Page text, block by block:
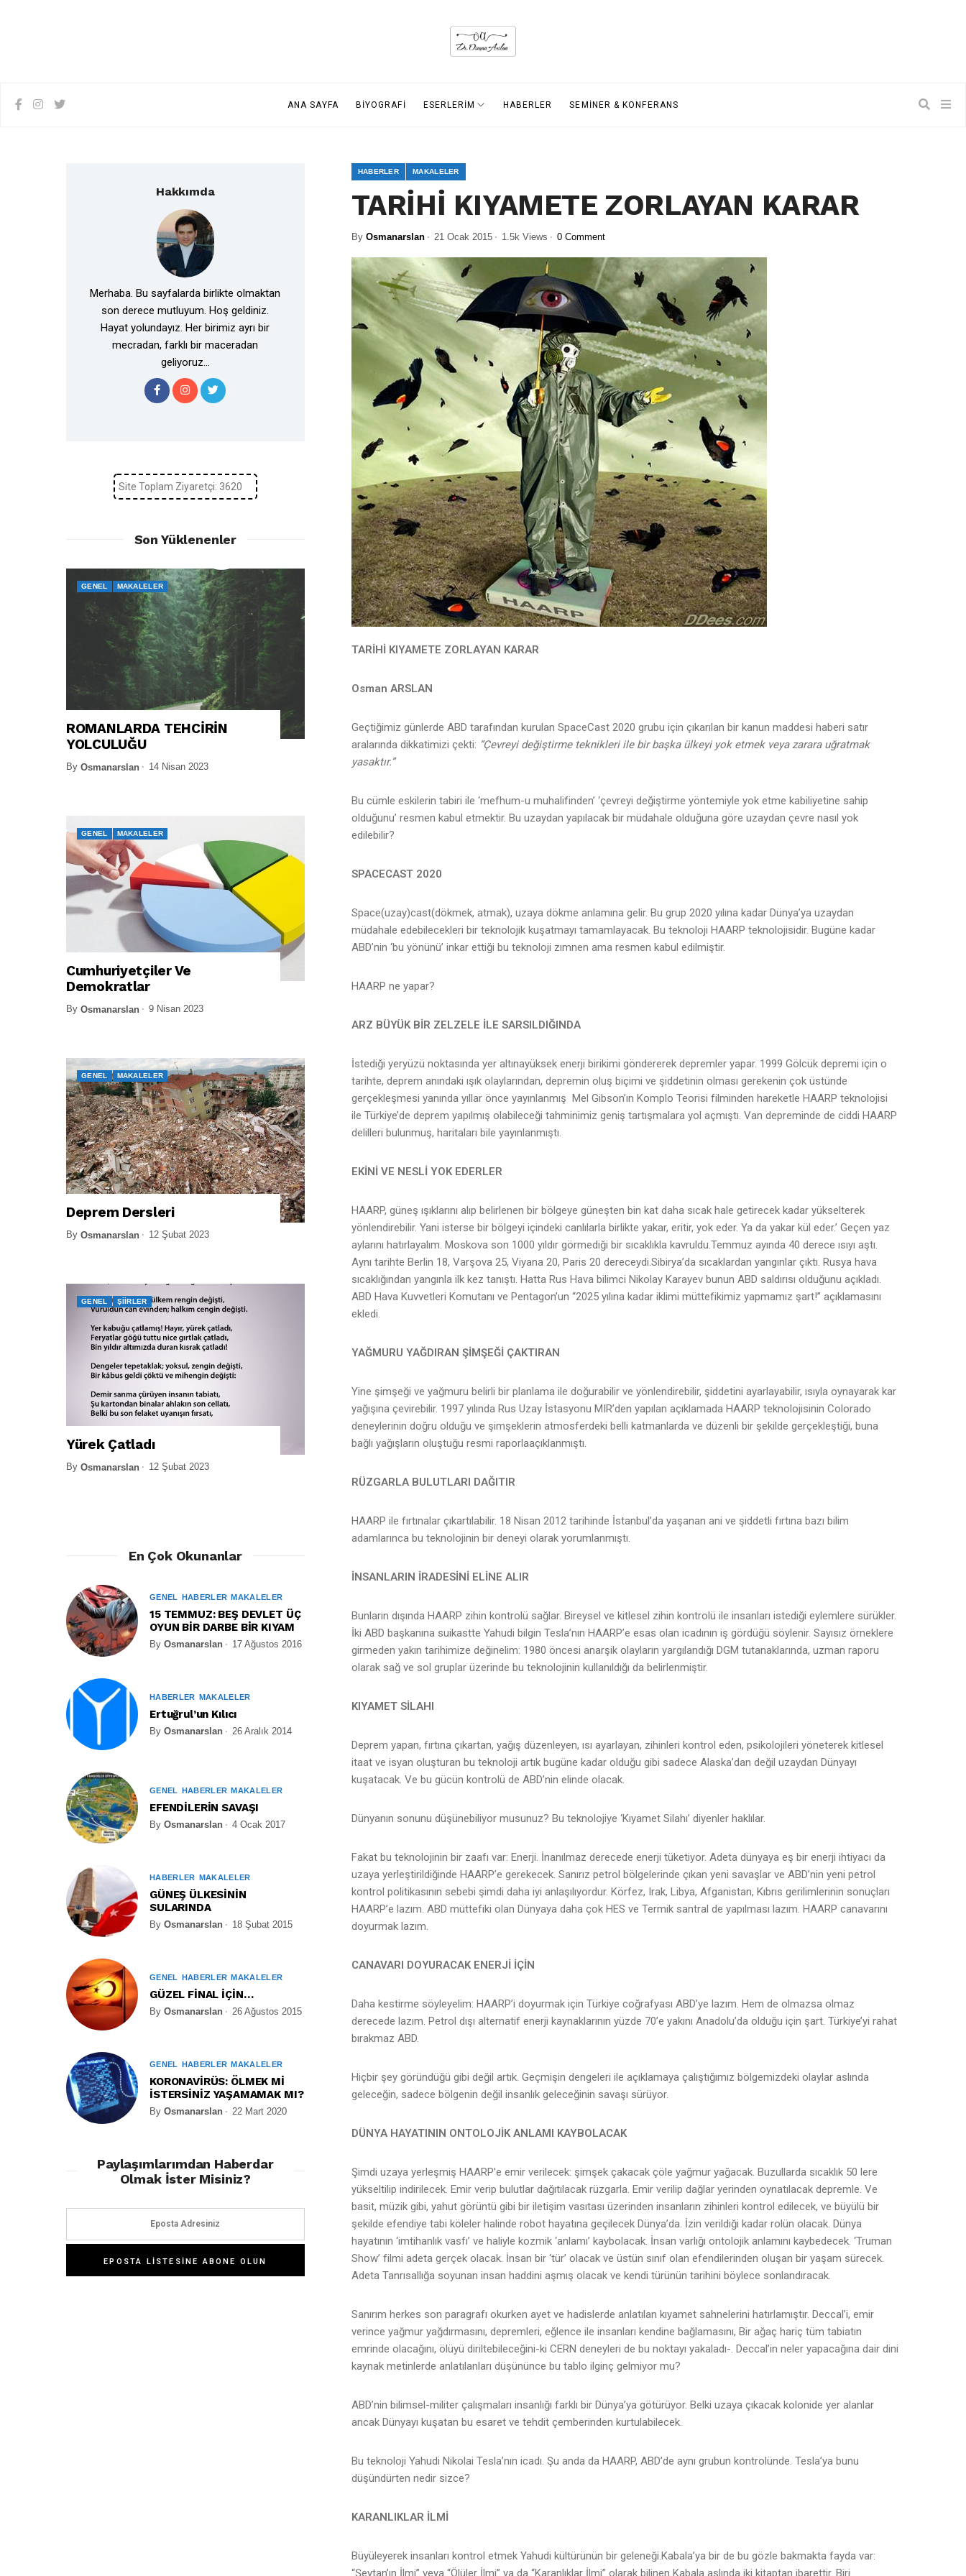
ANA SAYFA BİYOGRAFİ ESERLERİM HABERLER SEMİNER & KONFERANS
HABERLER MAKALELER
TARİHİ KIYAMETE ZORLAYAN KARAR
By Osmanarslan 21 Ocak 2015 1.5k Views 0 Comment
TARİHİ KIYAMETE ZORLAYAN KARAR
Osman ARSLAN
Geçtiğimiz günlerde ABD tarafından kurulan SpaceCast 2020 grubu için çıkarılan bir kanun maddesi haberi satır
aralarında dikkatimizi çekti: “Çevreyi değiştirme teknikleri ile bir başka ülkeyi yok etmek veya zarara uğratmak
yasaktır.”
Bu cümle eskilerin tabiri ile ‘mefhum-u muhalifinden’ ‘çevreyi değiştirme yöntemiyle yok etme kabiliyetine sahip
olduğunu’ resmen kabul etmektir. Bu uzaydan yapılacak bir müdahale olduğuna göre uzaydan çevre nasıl yok
edilebilir?
SPACECAST 2020
Space(uzay)cast(dökmek, atmak), uzaya dökme anlamına gelir. Bu grup 2020 yılına kadar Dünya’ya uzaydan
müdahale edebilecekleri bir teknolojik kuşatmayı tamamlayacak. Bu teknoloji HAARP teknolojisidir. Bugüne kadar
ABD’nin ‘bu yönünü’ inkar ettiği bu teknoloji zımnen ama resmen kabul edilmiştir.
HAARP ne yapar?
ARZ BÜYÜK BİR ZELZELE İLE SARSILDIĞINDA
İstediği yeryüzü noktasında yer altınayüksek enerji birikimi göndererek depremler yapar. 1999 Gölcük depremi için o
tarihte, deprem anındaki ışık olaylarından, depremin oluş biçimi ve şiddetinin olması gerekenin çok üstünde
gerçekleşmesi yanında yıllar önce yayınlanmış Mel Gibson’ın Komplo Teorisi filminden hareketle HAARP teknolojisi
ile Türkiye’de deprem yapılmış olabileceği tahminimiz geniş tartışmalara yol açmıştı. Van depreminde de ciddi HAARP
delilleri bulunmuş, haritaları bile yayınlanmıştı.
EKİNİ VE NESLİ YOK EDERLER
HAARP, güneş ışıklarını alıp belirlenen bir bölgeye güneşten bin kat daha sıcak hale getirecek kadar yükselterek
yönlendirebilir. Yani isterse bir bölgeyi içindeki canlılarla birlikte yakar, eritir, yok eder. Ya da yakar kül eder.’ Geçen yaz
aylarını hatırlayalım. Moskova son 1000 yıldır görmediği bir sıcaklıkla kavruldu.Temmuz ayında 40 derece ısıyı aştı.
Aynı tarihte Berlin 18, Varşova 25, Viyana 20, Paris 20 dereceydi.Sibirya’da sıcaklardan yangınlar çıktı. Rusya hava
sıcaklığından yangınla ilk kez tanıştı. Hatta Rus Hava bilimci Nikolay Karayev bunun ABD saldırısı olduğunu açıkladı.
ABD Hava Kuvvetleri Komutanı ve Pentagon’un “2025 yılına kadar iklimi müttefikimiz yapmamız şart!” açıklamasını
ekledi.
YAĞMURU YAĞDIRAN ŞİMŞEĞİ ÇAKTIRAN
Yine şimşeği ve yağmuru belirli bir planlama ile doğurabilir ve yönlendirebilir, şiddetini ayarlayabilir, ısıyla oynayarak kar
yağışına çevirebilir. 1997 yılında Rus Uzay İstasyonu MIR’den yapılan açıklamada HAARP teknolojisinin Colorado
deneylerinin doğru olduğu ve şimşeklerin atmosferdeki belli katmanlarda ve düzenli bir şekilde gerçekleştiği, buna
bağlı yağışların oluştuğu resmi raporlaaçıklanmıştı.
RÜZGARLA BULUTLARI DAĞITIR
HAARP ile fırtınalar çıkartılabilir. 18 Nisan 2012 tarihinde İstanbul’da yaşanan ani ve şiddetli fırtına bazı bilim
adamlarınca bu teknolojinin bir deneyi olarak yorumlanmıştı.
İNSANLARIN İRADESİNİ ELİNE ALIR
Bunların dışında HAARP zihin kontrolü sağlar. Bireysel ve kitlesel zihin kontrolü ile insanları istediği eylemlere sürükler.
İki ABD başkanına suikastte Yahudi bilgin Tesla’nın HAARP’e esas olan icadının iş gördüğü söylenir. Sayısız örneklere
girmeden yakın tarihimize değinelim: 1980 öncesi anarşik olayların yargılandığı DGM tutanaklarında, uzman raporu
olarak sağ ve sol gruplar üzerinde bu teknolojinin kullanıldığı da belirlenmiştir.
KIYAMET SİLAHI
Deprem yapan, fırtına çıkartan, yağış düzenleyen, ısı ayarlayan, zihinleri kontrol eden, psikolojileri yöneterek kitlesel
itaat ve isyan oluşturan bu teknoloji artık bugüne kadar olduğu gibi sadece Alaska’dan değil uzaydan Dünyayı
kuşatacak. Ve bu gücün kontrolü de ABD’nin elinde olacak.
Dünyanın sonunu düşünebiliyor musunuz? Bu teknolojiye ‘Kıyamet Silahı’ diyenler haklılar.
Fakat bu teknolojinin bir zaafı var: Enerji. İnanılmaz derecede enerji tüketiyor. Adeta dünyaya eş bir enerji ihtiyacı da
uzaya yerleştirildiğinde HAARP’e gerekecek. Sanırız petrol bölgelerinde çıkan yeni savaşlar ve ABD’nin yeni petrol
kontrol politikasının sebebi şimdi daha iyi anlaşılıyordur. Körfez, Irak, Libya, Afganistan, Kıbrıs gerilimlerinin sonuçları
HAARP’e lazım. ABD müttefiki olan Dünyaya daha çok HES ve Termik santral de yapılması lazım. HAARP canavarını
doyurmak lazım.
CANAVARI DOYURACAK ENERJİ İÇİN
Daha kestirme söyleyelim: HAARP’i doyurmak için Türkiye coğrafyası ABD’ye lazım. Hem de olmazsa olmaz
derecede lazım. Petrol dışı alternatif enerji kaynaklarının yüzde 70’e yakını Anadolu’da olduğu için şart. Türkiye’yi rahat
bırakmaz ABD.
Hiçbir şey göründüğü gibi değil artık. Geçmişin dengeleri ile açıklamaya çalıştığımız bölgemizdeki olaylar aslında
geleceğin, sadece bölgenin değil insanlık geleceğinin savaşı sürüyor.
DÜNYA HAYATININ ONTOLOJİK ANLAMI KAYBOLACAK
Şimdi uzaya yerleşmiş HAARP’e emir verilecek: şimşek çakacak çöle yağmur yağacak. Buzullarda sıcaklık 50 lere
yükseltilip indirilecek. Emir verip bulutlar dağıtılacak rüzgarla. Emir verilip dağlar yerinden oynatılacak depremle. Ve
basit, müzik gibi, yahut görüntü gibi bir iletişim vasıtası üzerinden insanların zihinleri kontrol edilecek, ve büyülü bir
şekilde efendiye tabi köleler halinde robot hayatına geçilecek Dünya’da. İzin verildiği kadar rolün olacak. Dünya
hayatının ‘imtihanlık vasfı’ ve haliyle kozmik ‘anlamı’ kaybolacak. İnsan varlığı ontolojik anlamını kaybedecek. ‘Truman
Show’ filmi adeta gerçek olacak. İnsan bir ‘tür’ olacak ve üstün sınıf olan efendilerinden oluşan bir yaşam sürecek.
Adeta Tanrısallığa soyunan insan haddini aşmış olacak ve kendi türünün tarihini böylece sonlandıracak.
Sanırım herkes son paragrafı okurken ayet ve hadislerde anlatılan kıyamet sahnelerini hatırlamıştır. Deccal’i, emir
verince yağmur yağdırmasını, depremleri, eğlence ile insanları kendine bağlamasını, Bir ağaç hariç tüm tabiatın
emrinde olacağını, ölüyü diriltebileceğini-ki CERN deneyleri de bu noktayı yakaladı-. Deccal’in neler yapacağına dair dini
kaynak metinlerde anlatılanları düşününce bu tablo ilginç gelmiyor mu?
ABD’nin bilimsel-militer çalışmaları insanlığı farklı bir Dünya’ya götürüyor. Belki uzaya çıkacak kolonide yer alanlar
ancak Dünyayı kuşatan bu esaret ve tehdit çemberinden kurtulabilecek.
Bu teknoloji Yahudi Nikolai Tesla’nın icadı. Şu anda da HAARP, ABD’de aynı grubun kontrolünde. Tesla’ya bunu
düşündürten nedir sizce?
KARANLIKLAR İLMİ
Büyüleyerek insanları kontrol etmek Yahudi kültürünün bir geleneği.Kabala’ya bir de bu gözle bakmakta fayda var:
“Şeytan’ın İlmi” veya “Ölüler İlmi” ya da “Karanlıklar İlmi” olarak bilinen Kabala aslında iki kitaptan ibarettir. Biri
Hakkımda
Merhaba. Bu sayfalarda birlikte olmaktan
son derece mutluyum. Hoş geldiniz.
Hayat yolundayız. Her birimiz ayrı bir
mecradan, farklı bir maceradan
geliyoruz...
Site Toplam Ziyaretçi: 3620
Son Yüklenenler
GENEL MAKALELER
ROMANLARDA TEHCİRİN
YOLCULUĞU
By Osmanarslan 14 Nisan 2023
GENEL MAKALELER
Cumhuriyetçiler Ve
Demokratlar
By Osmanarslan 9 Nisan 2023
GENEL MAKALELER
Deprem Dersleri
By Osmanarslan 12 Şubat 2023
GENEL ŞIIRLER
Yürek Çatladı
By Osmanarslan 12 Şubat 2023
En Çok Okunanlar
GENEL HABERLER MAKALELER
15 TEMMUZ: BEŞ DEVLET ÜÇ
OYUN BİR DARBE BİR KIYAM
By Osmanarslan 17 Ağustos 2016
HABERLER MAKALELER
Ertuğrul’un Kılıcı
By Osmanarslan 26 Aralık 2014
GENEL HABERLER MAKALELER
EFENDİLERİN SAVAŞI
By Osmanarslan 4 Ocak 2017
HABERLER MAKALELER
GÜNEŞ ÜLKESİNİN
SULARINDA
By Osmanarslan 18 Şubat 2015
GENEL HABERLER MAKALELER
GÜZEL FİNAL İÇİN…
By Osmanarslan 26 Ağustos 2015
GENEL HABERLER MAKALELER
KORONAVİRÜS: ÖLMEK Mİ
İSTERSİNİZ YAŞAMAMAK MI?
By Osmanarslan 22 Mart 2020
Paylaşımlarımdan Haberdar
Olmak İster Misiniz?